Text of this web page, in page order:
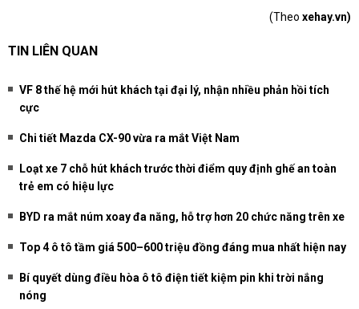
(Theo xehay.vn)
TIN LIÊN QUAN
VF 8 thế hệ mới hút khách tại đại lý, nhận nhiều phản hồi tích
cực
Chi tiết Mazda CX-90 vừa ra mắt Việt Nam
Loạt xe 7 chỗ hút khách trước thời điểm quy định ghế an toàn
trẻ em có hiệu lực
BYD ra mắt núm xoay đa năng, hỗ trợ hơn 20 chức năng trên xe
Top 4 ô tô tầm giá 500–600 triệu đồng đáng mua nhất hiện nay
Bí quyết dùng điều hòa ô tô điện tiết kiệm pin khi trời nắng
nóng